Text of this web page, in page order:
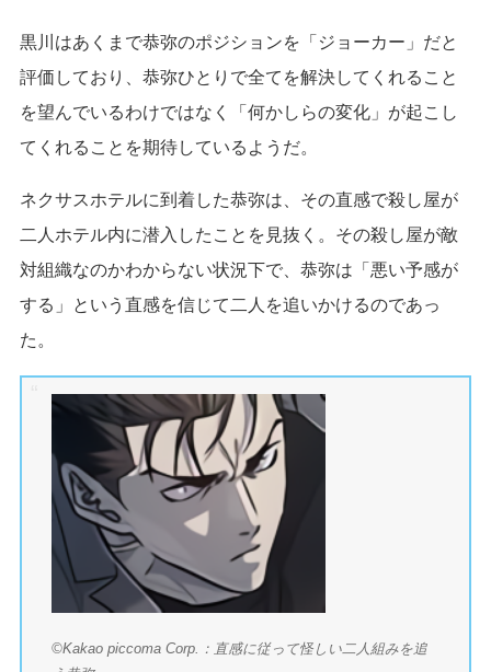
黒川はあくまで恭弥のポジションを「ジョーカー」だと
評価しており、恭弥ひとりで全てを解決してくれること
を望んでいるわけではなく「何かしらの変化」が起こし
てくれることを期待しているようだ。
ネクサスホテルに到着した恭弥は、その直感で殺し屋が
二人ホテル内に潜入したことを見抜く。その殺し屋が敵
対組織なのかわからない状況下で、恭弥は「悪い予感が
する」という直感を信じて二人を追いかけるのであっ
た。
©Kakao piccoma Corp.：直感に従って怪しい二人組みを追